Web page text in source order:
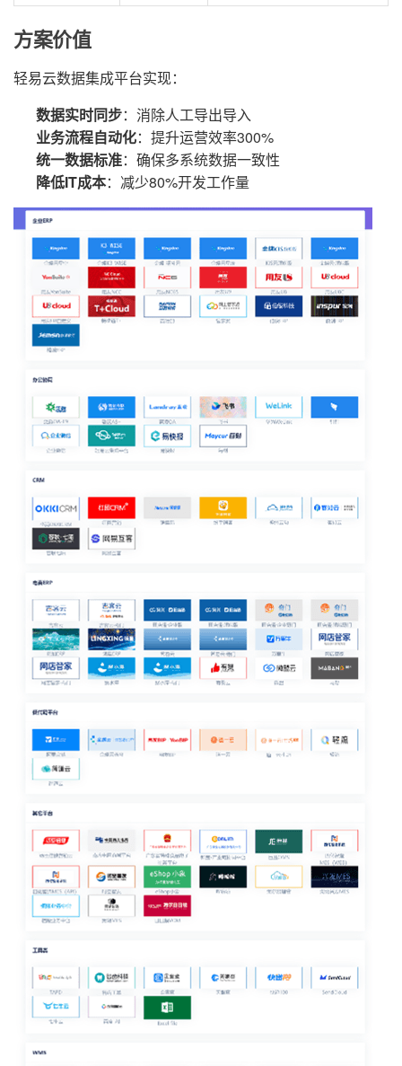
方案价值
轻易云数据集成平台实现：
数据实时同步：消除人工导出导入
业务流程自动化：提升运营效率300%
统一数据标准：确保多系统数据一致性
降低IT成本：减少80%开发工作量